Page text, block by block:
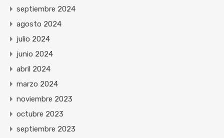
septiembre 2024
agosto 2024
julio 2024
junio 2024
abril 2024
marzo 2024
noviembre 2023
octubre 2023
septiembre 2023